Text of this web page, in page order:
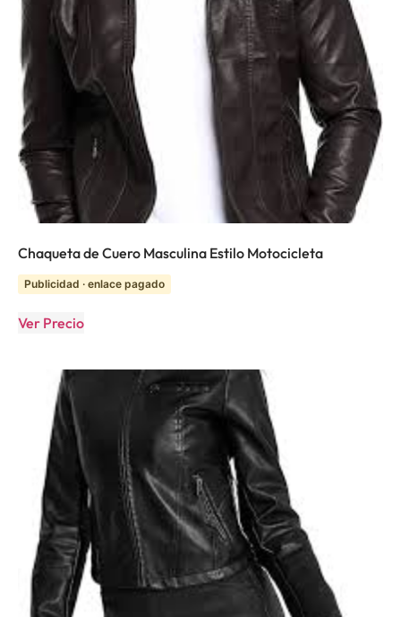
Chaqueta de Cuero Masculina Estilo Motocicleta
Publicidad · enlace pagado
Ver Precio